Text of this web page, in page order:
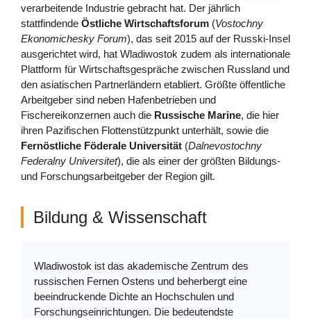
verarbeitende Industrie gebracht hat. Der jährlich
stattfindende Östliche Wirtschaftsforum (Vostochny
Ekonomichesky Forum), das seit 2015 auf der Russki-Insel
ausgerichtet wird, hat Wladiwostok zudem als internationale
Plattform für Wirtschaftsgespräche zwischen Russland und
den asiatischen Partnerländern etabliert. Größte öffentliche
Arbeitgeber sind neben Hafenbetrieben und
Fischereikonzernen auch die Russische Marine, die hier
ihren Pazifischen Flottenstützpunkt unterhält, sowie die
Fernöstliche Föderale Universität (Dalnevostochny
Federalny Universitet), die als einer der größten Bildungs-
und Forschungsarbeitgeber der Region gilt.
Bildung & Wissenschaft
Wladiwostok ist das akademische Zentrum des
russischen Fernen Ostens und beherbergt eine
beeindruckende Dichte an Hochschulen und
Forschungseinrichtungen. Die bedeutendste